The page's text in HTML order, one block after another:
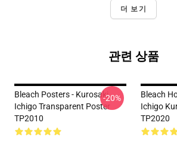
더 보기
관련 상품
Bleach Posters - Kurosaki
Ichigo Transparent Poster
TP2010
-20%
Bleach
Ichigo
TP2020